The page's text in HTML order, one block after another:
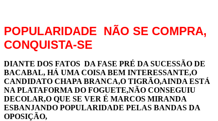
POPULARIDADE NÃO SE COMPRA,
CONQUISTA-SE
DIANTE DOS FATOS DA FASE PRÉ DA SUCESSÃO DE
BACABAL, HÁ UMA COISA BEM INTERESSANTE,O
CANDIDATO CHAPA BRANCA,O TIGRÃO,AINDA ESTÁ
NA PLATAFORMA DO FOGUETE,NÃO CONSEGUIU
DECOLAR,O QUE SE VER É MARCOS MIRANDA
ESBANJANDO POPULARIDADE PELAS BANDAS DA
OPOSIÇÃO,